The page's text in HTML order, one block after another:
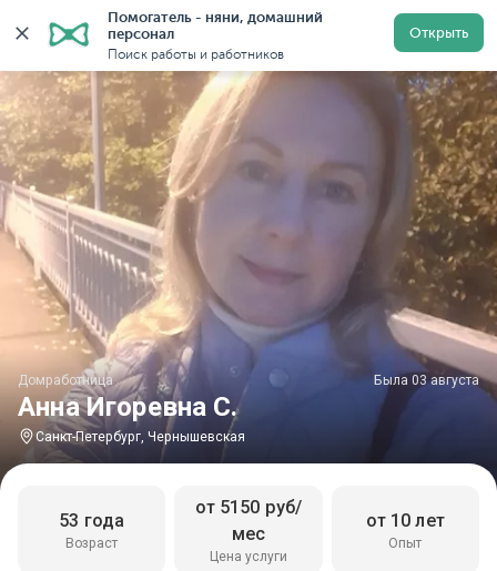
Помогатель - няни, домашний
персонал
Поиск работы и работников
Открыть
Главная Домработницы Домработницы в Санкт-
Анна Игоревна С.
Домработница Была 03 августа
Санкт-Петербург, Чернышевская
Возраст
53 года
Цена услуги
от 5150 руб/
мес
Опыт
от 10 лет